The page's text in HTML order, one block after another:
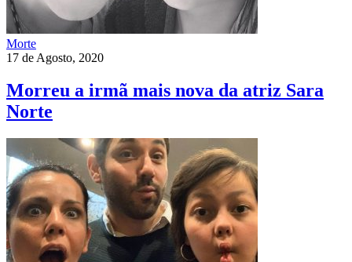
Morte
17 de Agosto, 2020
Morreu a irmã mais nova da atriz Sara
Norte